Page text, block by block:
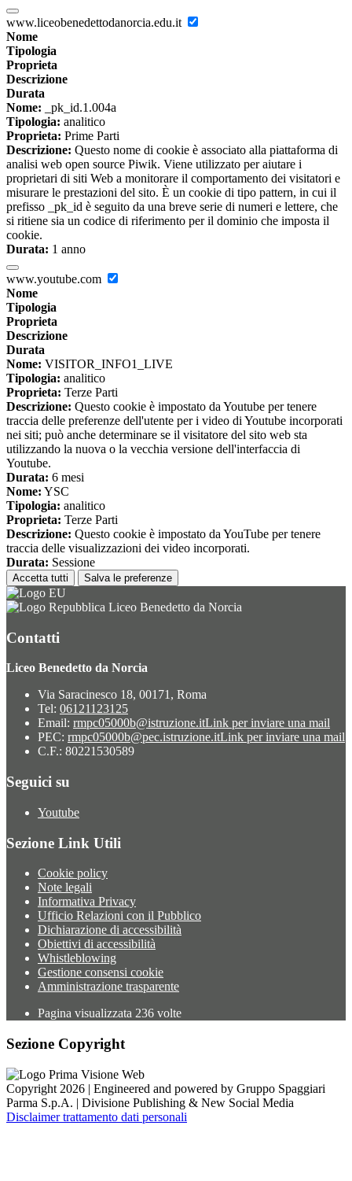
www.liceobenedettodanorcia.edu.it
Nome
Tipologia
Proprieta
Descrizione
Durata
Nome: _pk_id.1.004a
Tipologia: analitico
Proprieta: Prime Parti
Descrizione: Questo nome di cookie è associato alla piattaforma di
analisi web open source Piwik. Viene utilizzato per aiutare i
proprietari di siti Web a monitorare il comportamento dei visitatori e
misurare le prestazioni del sito. È un cookie di tipo pattern, in cui il
prefisso _pk_id è seguito da una breve serie di numeri e lettere, che
si ritiene sia un codice di riferimento per il dominio che imposta il
cookie.
Durata: 1 anno
www.youtube.com
Nome
Tipologia
Proprieta
Descrizione
Durata
Nome: VISITOR_INFO1_LIVE
Tipologia: analitico
Proprieta: Terze Parti
Descrizione: Questo cookie è impostato da Youtube per tenere
traccia delle preferenze dell'utente per i video di Youtube incorporati
nei siti; può anche determinare se il visitatore del sito web sta
utilizzando la nuova o la vecchia versione dell'interfaccia di
Youtube.
Durata: 6 mesi
Nome: YSC
Tipologia: analitico
Proprieta: Terze Parti
Descrizione: Questo cookie è impostato da YouTube per tenere
traccia delle visualizzazioni dei video incorporati.
Durata: Sessione
Accetta tutti Salva le preferenze
Liceo Benedetto da Norcia
Contatti
Liceo Benedetto da Norcia
Via Saracinesco 18, 00171, Roma
Tel: 06121123125
Email: rmpc05000b@istruzione.itLink per inviare una mail
PEC: rmpc05000b@pec.istruzione.itLink per inviare una mail
C.F.: 80221530589
Seguici su
Youtube
Sezione Link Utili
Cookie policy
Note legali
Informativa Privacy
Ufficio Relazioni con il Pubblico
Dichiarazione di accessibilità
Obiettivi di accessibilità
Whistleblowing
Gestione consensi cookie
Amministrazione trasparente
Pagina visualizzata 236 volte
Sezione Copyright
Copyright 2026 | Engineered and powered by Gruppo Spaggiari
Parma S.p.A. | Divisione Publishing & New Social Media
Disclaimer trattamento dati personali